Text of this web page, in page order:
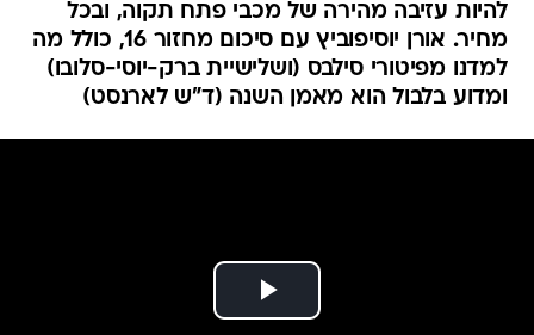
להיות עזיבה מהירה של מכבי פתח תקוה, ובכל
מחיר. אורן יוסיפוביץ עם סיכום מחזור 16, כולל מה
למדנו מפיטורי סילבס (ושלישיית ברק-יוסי-סלובו)
ומדוע בלבול הוא מאמן השנה (ד"ש לארנסט)